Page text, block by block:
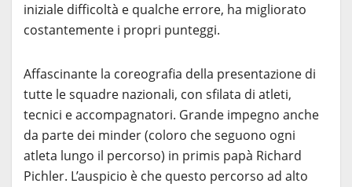
iniziale difficoltà e qualche errore, ha migliorato
costantemente i propri punteggi.
Affascinante la coreografia della presentazione di
tutte le squadre nazionali, con sfilata di atleti,
tecnici e accompagnatori. Grande impegno anche
da parte dei minder (coloro che seguono ogni
atleta lungo il percorso) in primis papà Richard
Pichler. L’auspicio è che questo percorso ad alto